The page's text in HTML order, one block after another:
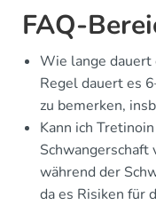
FAQ-
Wie lange dauert
Regel dauert es
zu bemerken,
Kann ich
während der
da es Risiken für